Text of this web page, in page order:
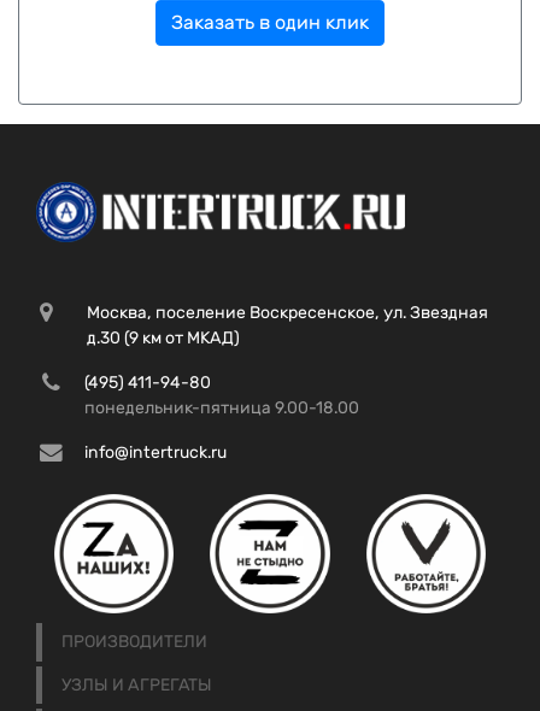
Заказать в один клик
Москва, поселение Воскресенское, ул. Звездная
д.30 (9 км от МКАД)
(495) 411-94-80
понедельник-пятница 9.00-18.00
info@intertruck.ru
ПРОИЗВОДИТЕЛИ
УЗЛЫ И АГРЕГАТЫ